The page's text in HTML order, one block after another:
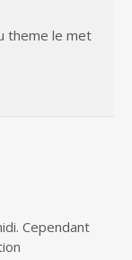
theme le met
Cependant